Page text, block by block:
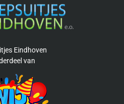
Eindhoven
van